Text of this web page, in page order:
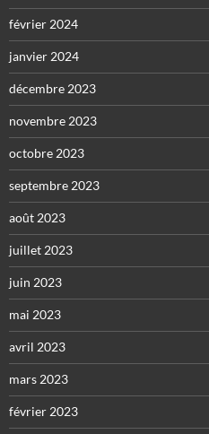
février 2024
janvier 2024
décembre 2023
novembre 2023
octobre 2023
septembre 2023
août 2023
juillet 2023
juin 2023
mai 2023
avril 2023
mars 2023
février 2023